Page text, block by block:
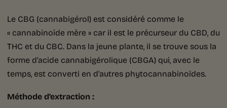
Le CBG (cannabigérol) est considéré comme le
« cannabinoïde mère » car il est le précurseur du CBD, du
THC et du CBC. Dans la jeune plante, il se trouve sous la
forme d’acide cannabigérolique (CBGA) qui, avec le
temps, est converti en d’autres phytocannabinoïdes.
Méthode d’extraction :